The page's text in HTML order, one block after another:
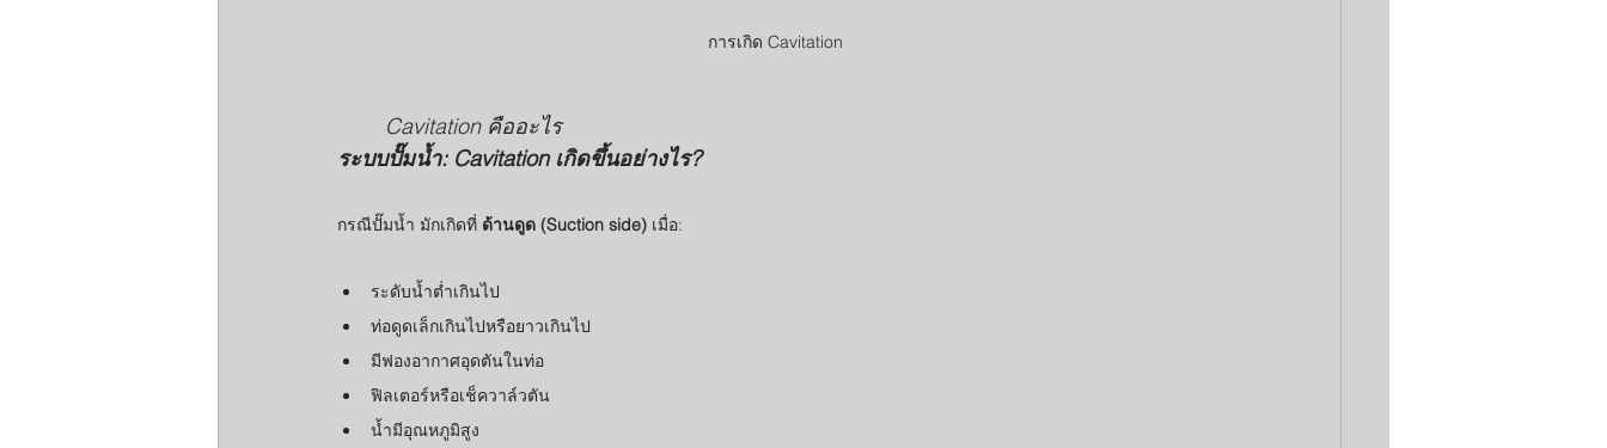
การเกิด Cavitation
Cavitation คืออะไร
ระบบปั๊มน้ำ: Cavitation เกิดขึ้นอย่างไร?
กรณีปั๊มน้ำ มักเกิดที่ ด้านดูด (Suction side) เมื่อ:
ระดับน้ำต่ำเกินไป
ท่อดูดเล็กเกินไปหรือยาวเกินไป
มีฟองอากาศอุดตันในท่อ
ฟิลเตอร์หรือเช็ควาล์วตัน
น้ำมีอุณหภูมิสูง